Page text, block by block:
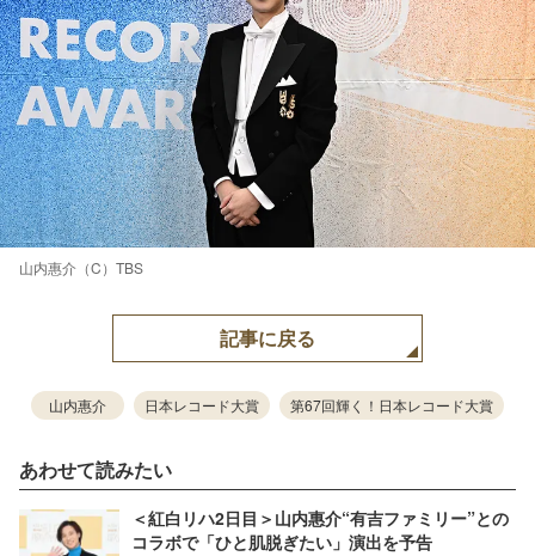
山内惠介（C）TBS
記事に戻る
山内惠介 日本レコード大賞 第67回輝く！日本レコード大賞
あわせて読みたい
＜紅白リハ2日目＞山内惠介“有吉ファミリー”との
コラボで「ひと肌脱ぎたい」演出を予告